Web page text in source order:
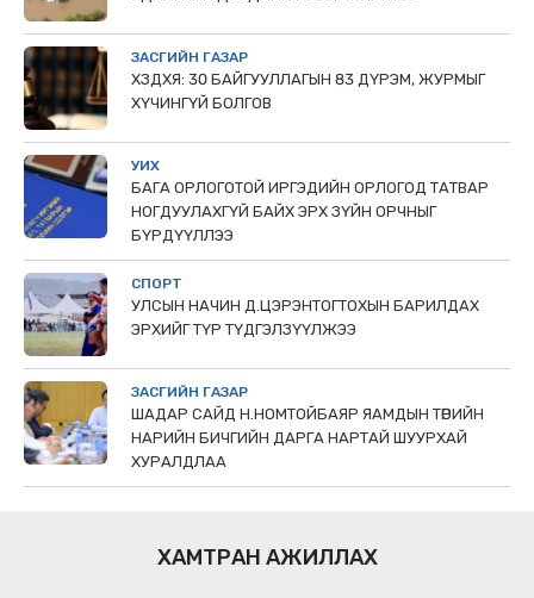
ЗАСГИЙН ГАЗАР
ХЗДХЯ: 30 БАЙГУУЛЛАГЫН 83 ДҮРЭМ, ЖУРМЫГ
ХҮЧИНГҮЙ БОЛГОВ
УИХ
БАГА ОРЛОГОТОЙ ИРГЭДИЙН ОРЛОГОД ТАТВАР
НОГДУУЛАХГҮЙ БАЙХ ЭРХ ЗҮЙН ОРЧНЫГ
БҮРДҮҮЛЛЭЭ
СПОРТ
УЛСЫН НАЧИН Д.ЦЭРЭНТОГТОХЫН БАРИЛДАХ
ЭРХИЙГ ТҮР ТҮДГЭЛЗҮҮЛЖЭЭ
ЗАСГИЙН ГАЗАР
ШАДАР САЙД Н.НОМТОЙБАЯР ЯАМДЫН ТӨРИЙН
НАРИЙН БИЧГИЙН ДАРГА НАРТАЙ ШУУРХАЙ
ХУРАЛДЛАА
ХАМТРАН АЖИЛЛАХ